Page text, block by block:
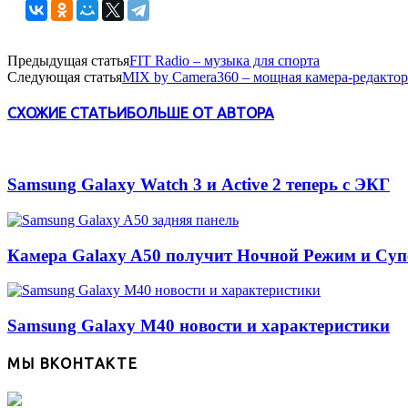
Предыдущая статьяFIT Radio – музыка для спорта
Следующая статьяMIX by Camera360 – мощная камера-редактор
СХОЖИЕ СТАТЬИБОЛЬШЕ ОТ АВТОРА
Samsung Galaxy Watch 3 и Active 2 теперь с ЭКГ
Камера Galaxy A50 получит Ночной Режим и
Samsung Galaxy M40 новости и характеристики
МЫ ВКОНТАКТЕ